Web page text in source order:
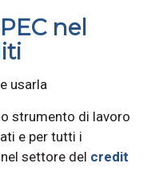
nel
strumento di lavoro
e per tutti i
settore del credit